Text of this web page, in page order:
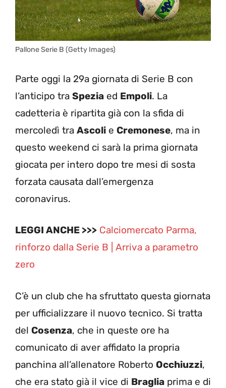
Pallone Serie B (Getty Images)
Parte oggi la 29a giornata di Serie B con
l’anticipo tra Spezia ed Empoli. La
cadetteria è ripartita già con la sfida di
mercoledì tra Ascoli e Cremonese, ma in
questo weekend ci sarà la prima giornata
giocata per intero dopo tre mesi di sosta
forzata causata dall’emergenza
coronavirus.
LEGGI ANCHE >>> Calciomercato Parma,
rinforzo dalla Serie B | Arriva a parametro
zero
C’è un club che ha sfruttato questa giornata
per ufficializzare il nuovo tecnico. Si tratta
del Cosenza, che in queste ore ha
comunicato di aver affidato la propria
panchina all’allenatore Roberto Occhiuzzi,
che era stato già il vice di Braglia prima e di